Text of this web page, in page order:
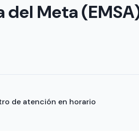
Meta
de atención en horario